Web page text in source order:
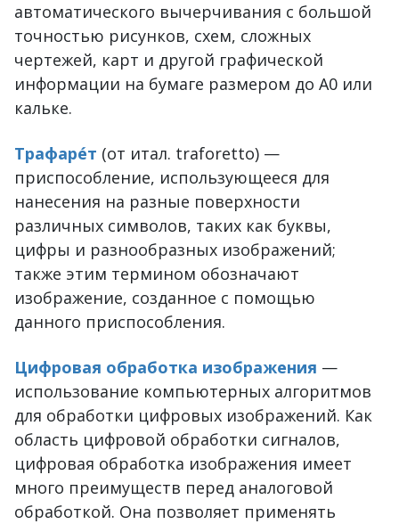
автоматического вычерчивания с большой
точностью рисунков, схем, сложных
чертежей, карт и другой графической
информации на бумаге размером до A0 или
кальке.
Трафаре́т (от итал. traforetto) —
приспособление, использующееся для
нанесения на разные поверхности
различных символов, таких как буквы,
цифры и разнообразных изображений;
также этим термином обозначают
изображение, созданное с помощью
данного приспособления.
Цифровая обработка изображения —
использование компьютерных алгоритмов
для обработки цифровых изображений. Как
область цифровой обработки сигналов,
цифровая обработка изображения имеет
много преимуществ перед аналоговой
обработкой. Она позволяет применять